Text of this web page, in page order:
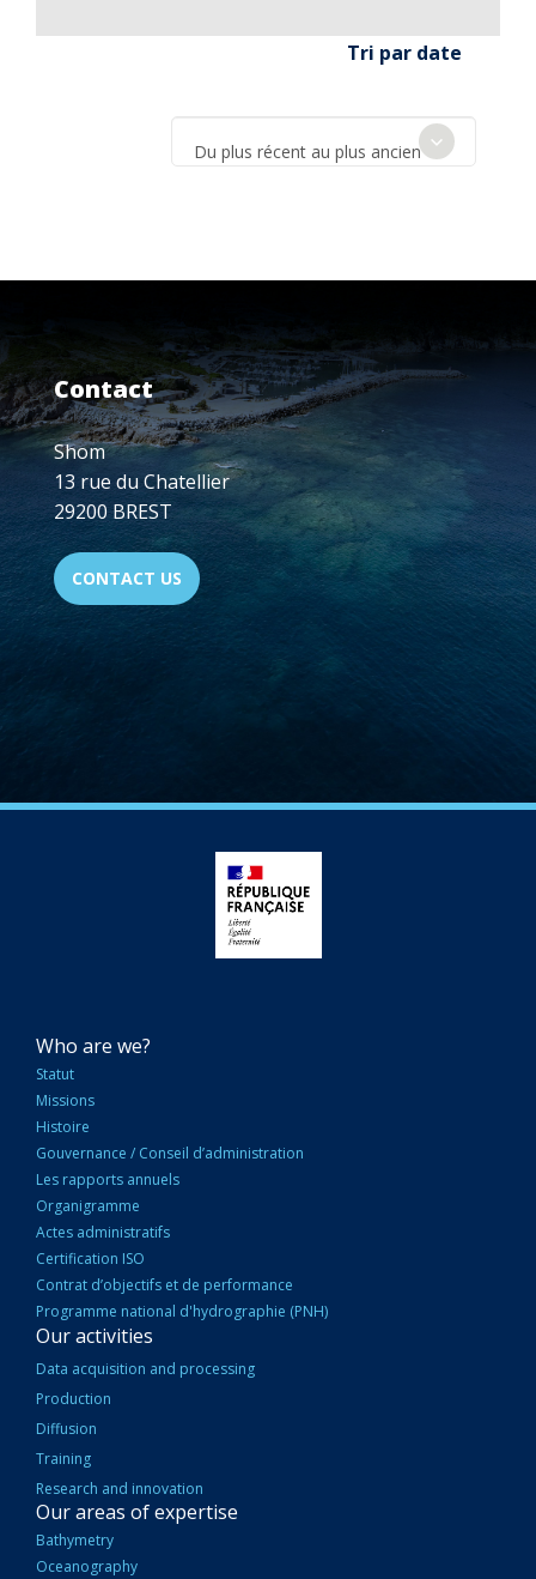
Tri par date
Du plus récent au plus ancien
Contact
Shom
13 rue du Chatellier
29200 BREST
CONTACT US
NAVIGATION
PRINCIPALE
Who are we?
Statut
Missions
Histoire
Gouvernance / Conseil d’administration
Les rapports annuels
Organigramme
Actes administratifs
Certification ISO
Contrat d’objectifs et de performance
Programme national d'hydrographie (PNH)
Our activities
Data acquisition and processing
Production
Diffusion
Training
Research and innovation
Our areas of expertise
Bathymetry
Oceanography